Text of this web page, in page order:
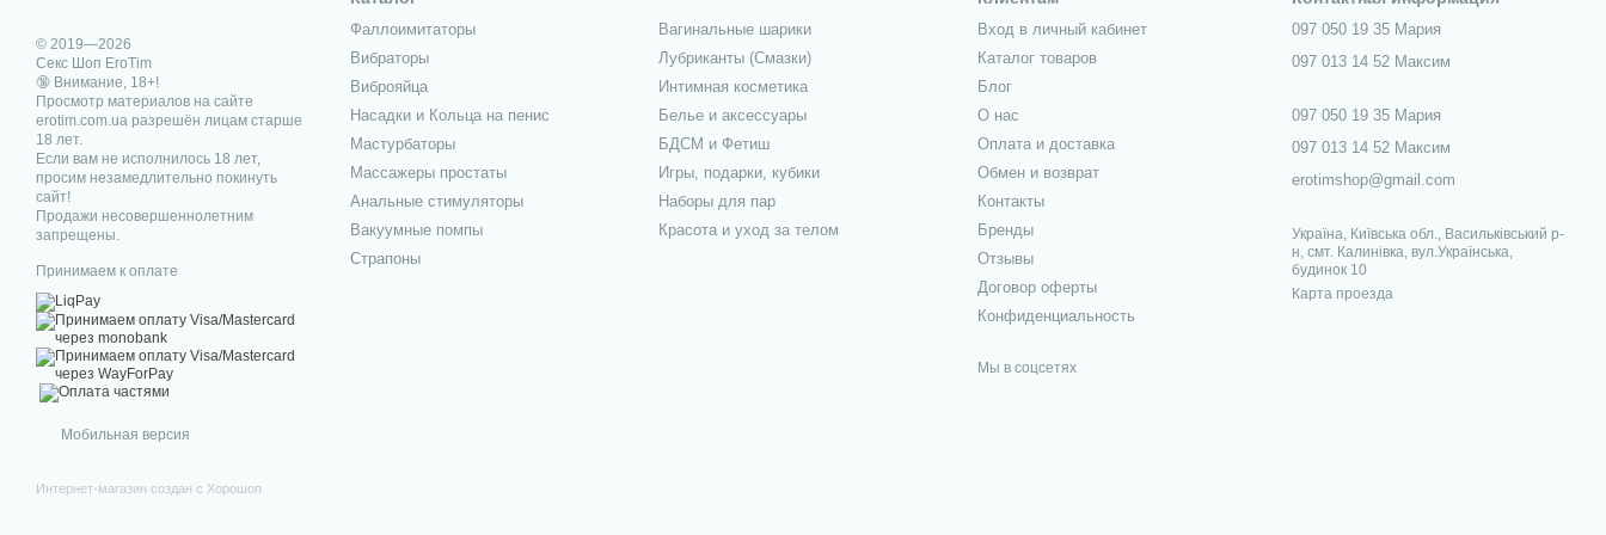
© 2019—2026
Секс Шоп EroTim
🔞 Внимание, 18+!
Просмотр материалов на сайте
erotim.com.ua разрешён лицам старше
18 лет.
Если вам не исполнилось 18 лет,
просим незамедлительно покинуть
сайт!
Продажи несовершеннолетним
запрещены.
Принимаем к оплате
Мобильная версия
Интернет-магазин создан с Хорошоп
Фаллоимитаторы
Вибраторы
Виброяйца
Насадки и Кольца на пенис
Мастурбаторы
Массажеры простаты
Анальные стимуляторы
Вакуумные помпы
Страпоны
Вагинальные шарики
Лубриканты (Смазки)
Интимная косметика
Белье и аксессуары
БДСМ и Фетиш
Игры, подарки, кубики
Наборы для пар
Красота и уход за телом
Вход в личный кабинет
Каталог товаров
Блог
О нас
Оплата и доставка
Обмен и возврат
Контакты
Бренды
Отзывы
Договор оферты
Конфиденциальность
Мы в соцсетях
097 050 19 35 Мария
097 013 14 52 Максим
097 050 19 35 Мария
097 013 14 52 Максим
erotimshop@gmail.com
Україна, Київська обл., Васильківський р-
н, смт. Калинівка, вул.Українська,
будинок 10
Карта проезда